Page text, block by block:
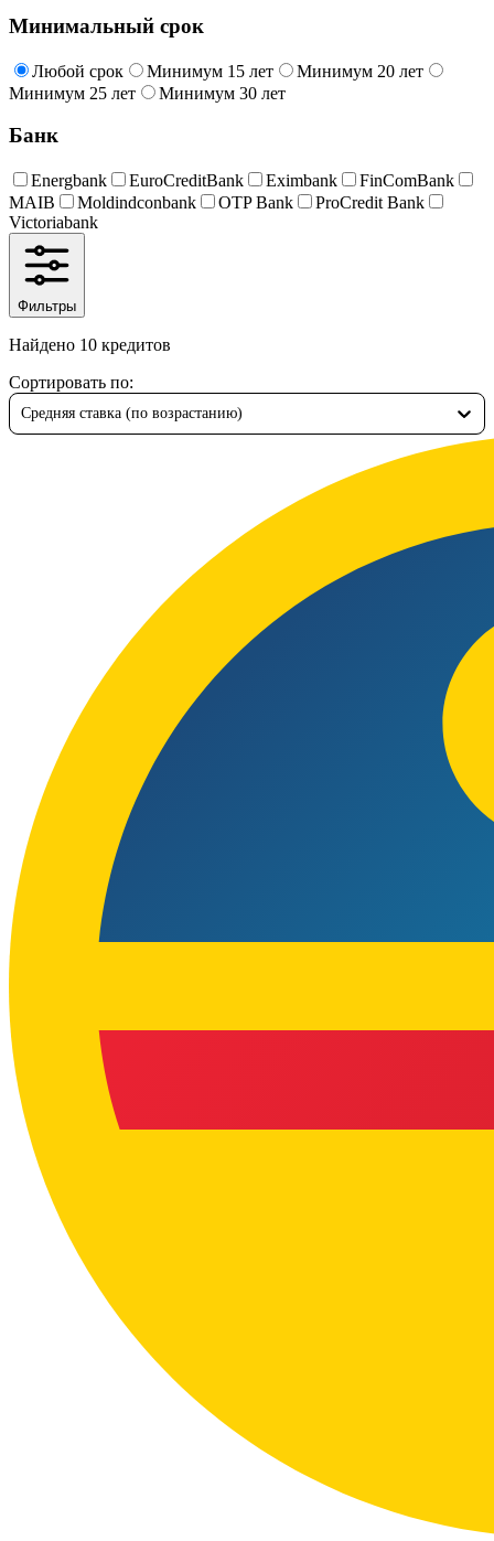
Минимальный срок
Любой срок Минимум 15 лет
Минимум 20 лет
Минимум 25 лет
Минимум 30 лет
Банк
Energbank EuroCreditBank Eximbank
FinComBank
MAIB
Moldindconbank OTP Bank
ProCredit Bank
Victoriabank
Фильтры
Найдено 10 кредитов
Сортировать по:
Средняя ставка (по возрастанию)